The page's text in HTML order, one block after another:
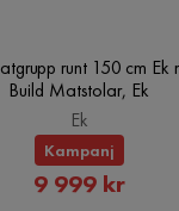
runt 150 cm Ek
Build Matstolar, Ek
Ek
Kampanj
Rabatterat
9 999 kr